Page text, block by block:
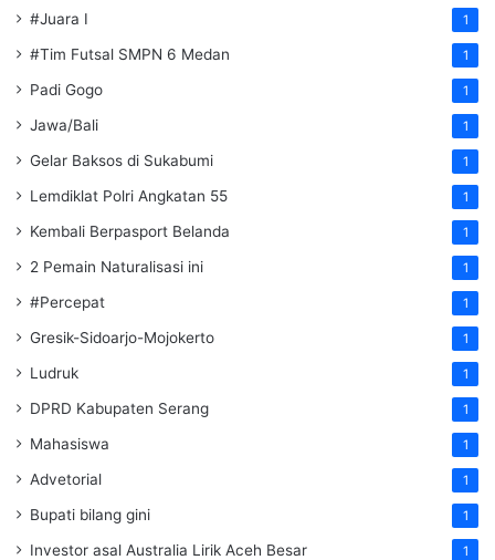
#Juara I 1
#Tim Futsal SMPN 6 Medan 1
Padi Gogo 1
Jawa/Bali 1
Gelar Baksos di Sukabumi 1
Lemdiklat Polri Angkatan 55 1
Kembali Berpasport Belanda 1
2 Pemain Naturalisasi ini 1
#Percepat 1
Gresik-Sidoarjo-Mojokerto 1
Ludruk 1
DPRD Kabupaten Serang 1
Mahasiswa 1
Advetorial 1
Bupati bilang gini 1
Investor asal Australia Lirik Aceh Besar 1